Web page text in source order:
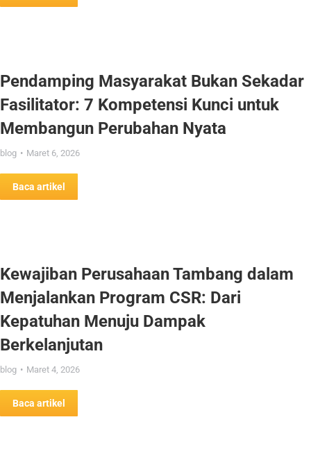
Pendamping Masyarakat Bukan Sekadar
Fasilitator: 7 Kompetensi Kunci untuk
Membangun Perubahan Nyata
blog Maret 6, 2026
Baca artikel
Kewajiban Perusahaan Tambang dalam
Menjalankan Program CSR: Dari
Kepatuhan Menuju Dampak
Berkelanjutan
blog Maret 4, 2026
Baca artikel